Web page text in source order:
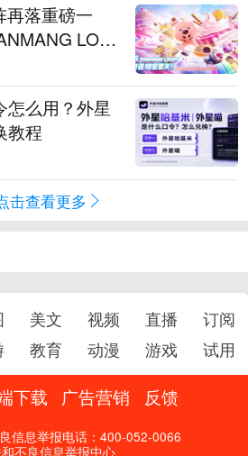
再落重磅一
LOO
消消奇遇》
怎么用？外星
教程
击查看更多
美文 视频 直播
订阅
教育 动漫 游戏 试用
下载 广告营销 反馈
信息举报电话：400-052-0066
不良信息举报中心